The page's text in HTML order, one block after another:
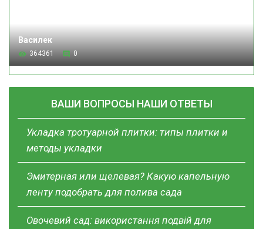
Василек
364361 0
ВАШИ ВОПРОСЫ НАШИ ОТВЕТЫ
Укладка тротуарной плитки: типы плитки и
методы укладки
Эмитерная или щелевая? Какую капельную
ленту подобрать для полива сада
Овочевий сад: використання подвій для